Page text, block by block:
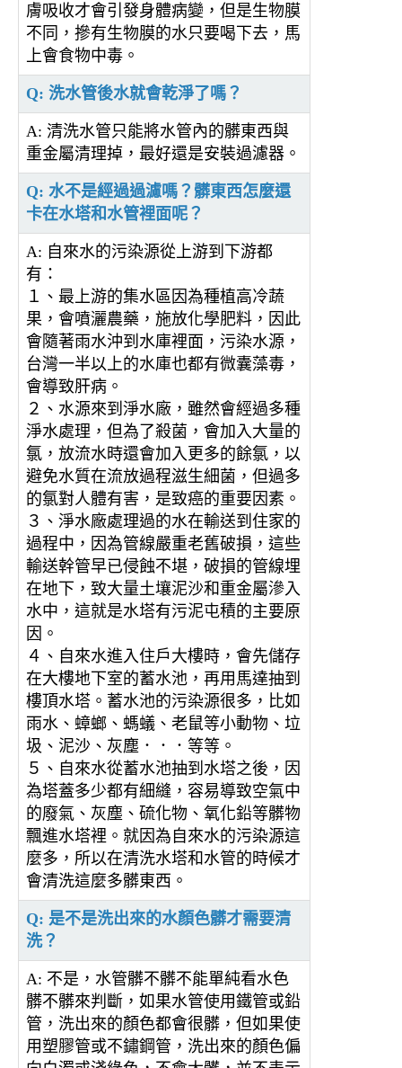
膚吸收才會引發身體病變，但是生物膜
不同，摻有生物膜的水只要喝下去，馬
上會食物中毒。
Q: 洗水管後水就會乾淨了嗎？
A: 清洗水管只能將水管內的髒東西與
重金屬清理掉，最好還是安裝過濾器。
Q: 水不是經過過濾嗎？髒東西怎麼還
卡在水塔和水管裡面呢？
A: 自來水的污染源從上游到下游都
有：
１、最上游的集水區因為種植高冷蔬
果，會噴灑農藥，施放化學肥料，因此
會隨著雨水沖到水庫裡面，污染水源，
台灣一半以上的水庫也都有微囊藻毒，
會導致肝病。
２、水源來到淨水廠，雖然會經過多種
淨水處理，但為了殺菌，會加入大量的
氯，放流水時還會加入更多的餘氯，以
避免水質在流放過程滋生細菌，但過多
的氯對人體有害，是致癌的重要因素。
３、淨水廠處理過的水在輸送到住家的
過程中，因為管線嚴重老舊破損，這些
輸送幹管早已侵蝕不堪，破損的管線埋
在地下，致大量土壤泥沙和重金屬滲入
水中，這就是水塔有污泥屯積的主要原
因。
４、自來水進入住戶大樓時，會先儲存
在大樓地下室的蓄水池，再用馬達抽到
樓頂水塔。蓄水池的污染源很多，比如
雨水、蟑螂、螞蟻、老鼠等小動物、垃
圾、泥沙、灰塵．．．等等。
５、自來水從蓄水池抽到水塔之後，因
為塔蓋多少都有細縫，容易導致空氣中
的廢氣、灰塵、硫化物、氧化鉛等髒物
飄進水塔裡。就因為自來水的污染源這
麼多，所以在清洗水塔和水管的時候才
會清洗這麼多髒東西。
Q: 是不是洗出來的水顏色髒才需要清
洗？
A: 不是，水管髒不髒不能單純看水色
髒不髒來判斷，如果水管使用鐵管或鉛
管，洗出來的顏色都會很髒，但如果使
用塑膠管或不鏽鋼管，洗出來的顏色偏